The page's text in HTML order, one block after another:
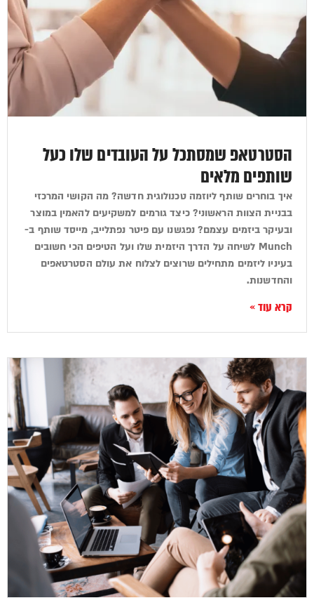
הסטרטאפ שמסתכל על העובדים שלו כעל
שותפים מלאים
איך בוחרים שותף ליוזמה טכנולוגית חדשה? מה הקושי המרכזי
בבניית הצוות הראשוני? כיצד גורמים למשקיעים להאמין במוצר
ובעיקר ביזמים עצמם? נפגשנו עם פיטר נפתלייב, מייסד שותף ב-
Munch לשיחה על הדרך היזמית שלו ועל הטיפים הכי חשובים
בעיניו ליזמים מתחילים שרוצים לצלוח את עולם הסטרטאפים
והחדשנות.
קרא עוד »